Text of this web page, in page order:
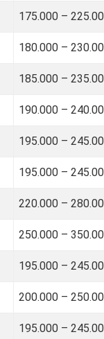
175.000 –
180.000 –
185.000 –
190.000 –
195.000 –
195.000 –
220.000 –
250.000 –
195.000 –
200.000 –
195.000 –